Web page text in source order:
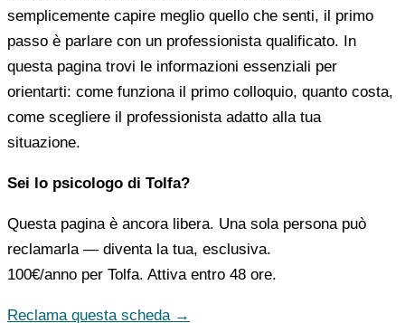
semplicemente capire meglio quello che senti, il primo
passo è parlare con un professionista qualificato. In
questa pagina trovi le informazioni essenziali per
orientarti: come funziona il primo colloquio, quanto costa,
come scegliere il professionista adatto alla tua
situazione.
Sei lo psicologo di Tolfa?
Questa pagina è ancora libera. Una sola persona può
reclamarla — diventa la tua, esclusiva.
100€/anno per Tolfa. Attiva entro 48 ore.
Reclama questa scheda →